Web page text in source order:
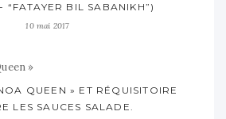
“FATAYER BIL SABANIKH”)
10 mai 2017
QUEEN » ET RÉQUISITOIRE
LES SAUCES SALADE.